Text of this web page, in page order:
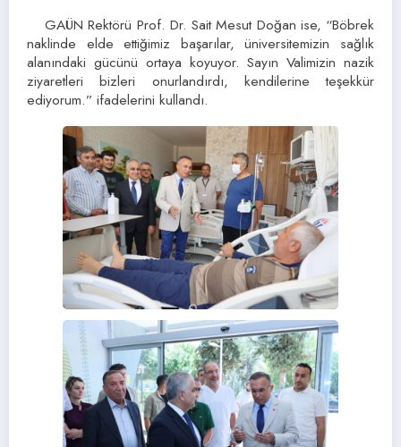
GAÜN Rektörü Prof. Dr. Sait Mesut Doğan ise, “Böbrek
naklinde elde ettiğimiz başarılar, üniversitemizin sağlık
alanındaki gücünü ortaya koyuyor. Sayın Valimizin nazik
ziyaretleri bizleri onurlandırdı, kendilerine teşekkür
ediyorum.” ifadelerini kullandı.